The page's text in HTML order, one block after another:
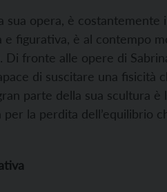
opera, è costantemente
figurativa, è al contempo
fronte alle opere di
di suscitare una fisicità
parte della sua scultura è
la perdita dell’equilibrio